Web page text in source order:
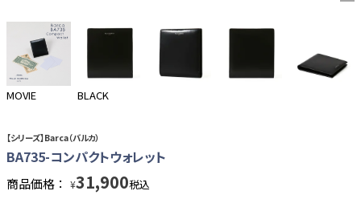
MOVIE BLACK
【シリーズ】Barca（バルカ）
BA735-コンパクトウォレット
商品価格： ¥31,900税込